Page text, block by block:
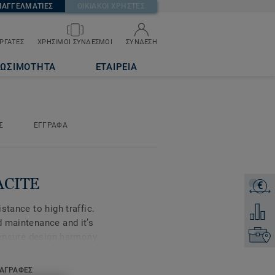
ΟΙΚΙΑΚΟΙ ΧΡΗΣΤΕΣ
ΧΡΗΣΙΜΟΙ ΣΥΝΔΕΣΜΟΙ ΣΥΝΔΕΣΗ
ΕΤΑΙΡΕΙΑ
€
ΕΓΓΡΑΦΑ
to high traffic.
and it’s
Healthcare and Aged